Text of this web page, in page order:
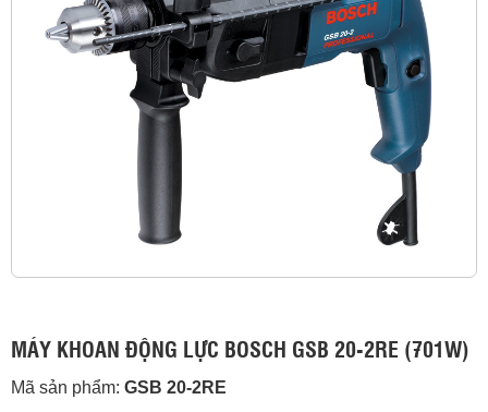
MÁY KHOAN ĐỘNG LỰC BOSCH GSB 20-2RE (701W)
Mã sản phẩm: GSB 20-2RE